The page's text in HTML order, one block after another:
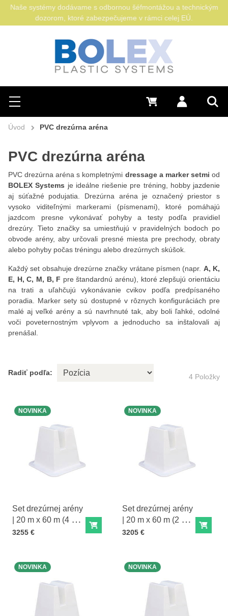
Hľadať
Menu Prihlásiť sa
0 €
Naše systémy dodávame s odbornou šéfmontážou a technickým
dozorom, ktoré zabezpečujeme v rámci celej EÚ.
Úvod PVC drezúrna aréna
PVC drezúrna aréna
PVC drezúrna aréna s kompletnými dressage a marker setmi od
BOLEX Systems je ideálne riešenie pre tréning, hobby jazdenie
aj súťažné podujatia. Drezúrna aréna je označený priestor s
vysoko viditeľnými markerami (písmenami), ktoré pomáhajú
jazdcom presne vykonávať pohyby a testy podľa pravidiel
drezúry. Tieto značky sa umiestňujú v pravidelných bodoch po
obvode arény, aby určovali presné miesta pre prechody, obraty
alebo pohyby počas tréningu alebo drezúrnych skúšok.
Každý set obsahuje drezúrne značky vrátane písmen (napr. A, K,
E, H, C, M, B, F pre štandardnú arénu), ktoré zlepšujú orientáciu
na trati a uľahčujú vykonávanie cvikov podľa predpísaného
poradia. Marker sety sú dostupné v rôznych konfiguráciách pre
malé aj veľké arény a sú navrhnuté tak, aby boli ľahké, odolné
voči poveternostným vplyvom a jednoducho sa inštalovali aj
prenášal.
Radiť podľa: 4 Položky
Set drezúrnej arény
| 20 m x 60 m (4 m
doska)
Cena s DPH
3255 € Do košíka
NOVINKA
Set drezúrnej arény
| 20 m x 60 m (2 m
doska)
Cena s DPH
3205 € Do
NOVINKA
NOVINKA NOVINKA